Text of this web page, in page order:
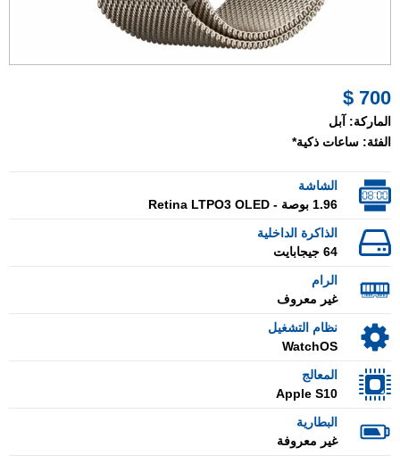
700 $
الماركة: آبل
الفئة: ساعات ذكية*
الشاشة
1.96 بوصة - Retina LTPO3 OLED
الذاكرة الداخلية
64 جيجابايت
الرام
غير معروف
نظام التشغيل
WatchOS
المعالج
Apple S10
البطارية
غير معروفة